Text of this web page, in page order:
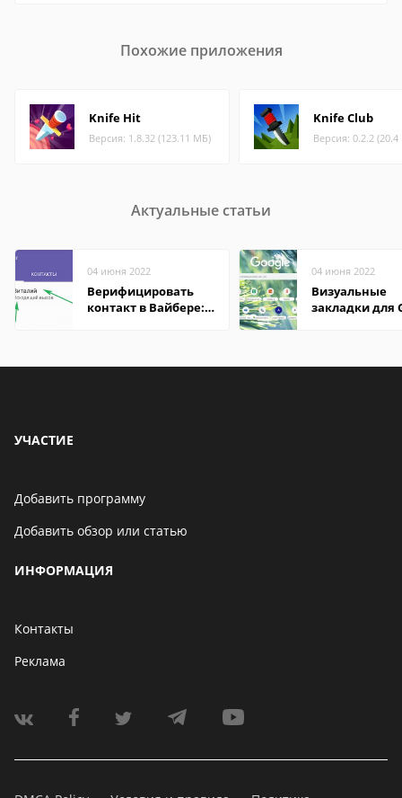
Похожие приложения
Knife Hit
Версия: 1.8.32 (123.11 МБ)
Knife Club
Версия: 0.2.2
Актуальные статьи
04 июня 2022
Верифицировать
контакт в Вайбере:
04 июня 2022
Визуальные
закладки для
УЧАСТИЕ
Добавить программу
Добавить обзор или статью
ИНФОРМАЦИЯ
Контакты
Реклама